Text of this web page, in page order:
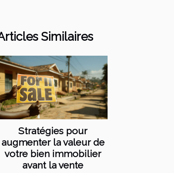
Similaires
Stratégies pour
augmenter la valeur de
votre bien immobilier
avant la vente